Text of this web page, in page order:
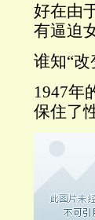
好在由
有逼迫
谁知“改
1947年
保住了